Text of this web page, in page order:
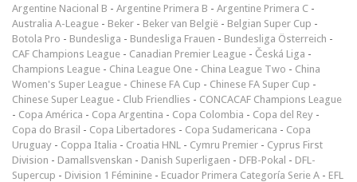
Argentine Nacional B - Argentine Primera B - Argentine Primera C -
Australia A-League - Beker - Beker van België - Belgian Super Cup -
Botola Pro - Bundesliga - Bundesliga Frauen - Bundesliga Österreich -
CAF Champions League - Canadian Premier League - Česká Liga -
Champions League - China League One - China League Two - China
Women's Super League - Chinese FA Cup - Chinese FA Super Cup -
Chinese Super League - Club Friendlies - CONCACAF Champions League
- Copa América - Copa Argentina - Copa Colombia - Copa del Rey -
Copa do Brasil - Copa Libertadores - Copa Sudamericana - Copa
Uruguay - Coppa Italia - Croatia HNL - Cymru Premier - Cyprus First
Division - Damallsvenskan - Danish Superligaen - DFB-Pokal - DFL-
Supercup - Division 1 Féminine - Ecuador Primera Categoría Serie A - EFL